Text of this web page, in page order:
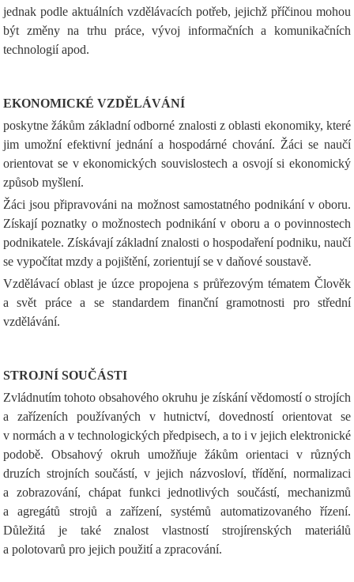
jednak podle aktuálních vzdělávacích potřeb, jejichž příčinou mohou
být změny na trhu práce, vývoj informačních a komunikačních
technologií apod.
EKONOMICKÉ VZDĚLÁVÁNÍ
poskytne žákům základní odborné znalosti z oblasti ekonomiky, které
jim umožní efektivní jednání a hospodárné chování. Žáci se naučí
orientovat se v ekonomických souvislostech a osvojí si ekonomický
způsob myšlení.
Žáci jsou připravováni na možnost samostatného podnikání v oboru.
Získají poznatky o možnostech podnikání v oboru a o povinnostech
podnikatele. Získávají základní znalosti o hospodaření podniku, naučí
se vypočítat mzdy a pojištění, zorientují se v daňové soustavě.
Vzdělávací oblast je úzce propojena s průřezovým tématem Člověk
a svět práce a se standardem finanční gramotnosti pro střední
vzdělávání.
STROJNÍ SOUČÁSTI
Zvládnutím tohoto obsahového okruhu je získání vědomostí o strojích
a zařízeních používaných v hutnictví, dovedností orientovat se
v normách a v technologických předpisech, a to i v jejich elektronické
podobě. Obsahový okruh umožňuje žákům orientaci v různých
druzích strojních součástí, v jejich názvosloví, třídění, normalizaci
a zobrazování, chápat funkci jednotlivých součástí, mechanizmů
a agregátů strojů a zařízení, systémů automatizovaného řízení.
Důležitá je také znalost vlastností strojírenských materiálů
a polotovarů pro jejich použití a zpracování.